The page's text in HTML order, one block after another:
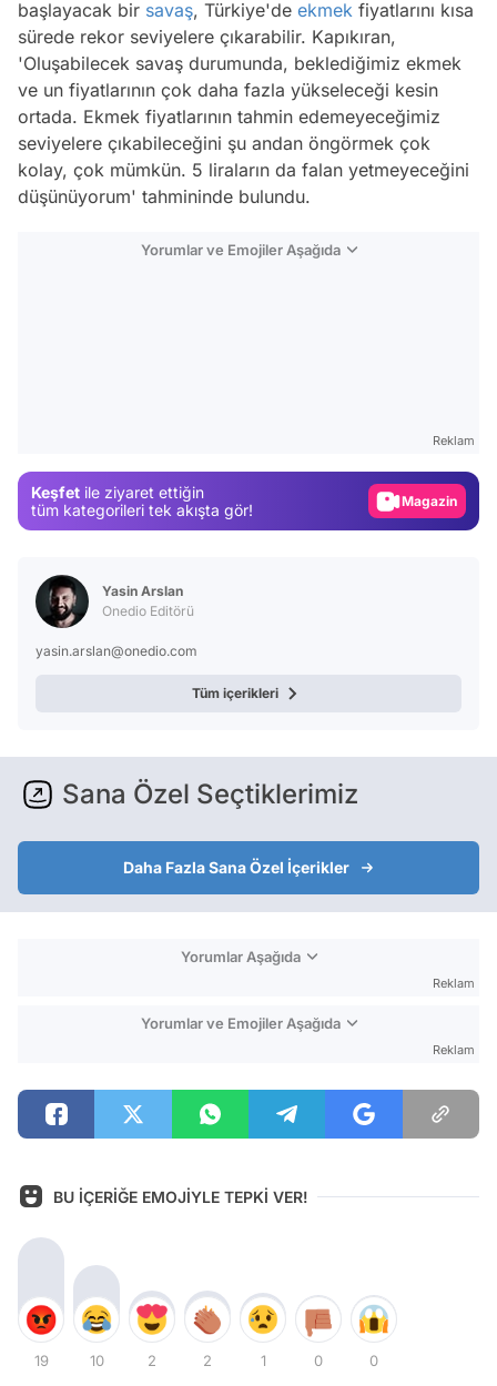
başlayacak bir savaş, Türkiye'de ekmek fiyatlarını kısa
sürede rekor seviyelere çıkarabilir. Kapıkıran,
'Oluşabilecek savaş durumunda, beklediğimiz ekmek
ve un fiyatlarının çok daha fazla yükseleceği kesin
ortada. Ekmek fiyatlarının tahmin edemeyeceğimiz
seviyelere çıkabileceğini şu andan öngörmek çok
kolay, çok mümkün. 5 liraların da falan yetmeyeceğini
düşünüyorum' tahmininde bulundu.
Yorumlar ve Emojiler Aşağıda
Reklam
Keşfet ile ziyaret ettiğin
tüm kategorileri tek akışta gör!
Magazin
Yasin Arslan
Onedio Editörü
yasin.arslan@onedio.com
Tüm içerikleri
Sana Özel Seçtiklerimiz
Daha Fazla Sana Özel İçerikler
Yorumlar Aşağıda
Reklam
Yorumlar ve Emojiler Aşağıda
Reklam
BU İÇERİĞE EMOJİYLE TEPKİ VER!
19 10 2 2 1 0 0